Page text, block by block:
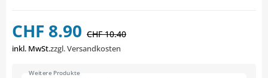
CHF 8.90 CHF 10.40
inkl. MwSt.zzgl. Versandkosten
Weitere Produkte